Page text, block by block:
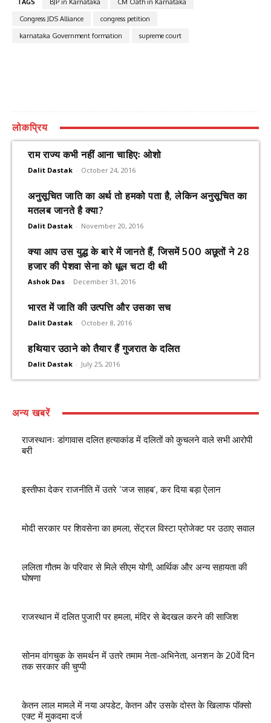
TAGS BJP in Karnataka
CM Oath in Karnataka
Congress JDS Alliance
congress petition
karnataka Government formation
supreme court
लोकप्रिय
राम राज्य कभी नहीं आना चाहिएः ओशो
Dalit Dastak - October 24, 2016
अनुसूचित जाति का अर्थ तो हमको पता है, लेकिन अनुसूचित का
मतलब जानते है क्या?
Dalit Dastak - November 20, 2016
क्या आप उस युद्ध के बारे में जानते हैं, जिसमें 500 अछूतों ने 28
हजार की पेशवा सेना को धूल चटा दी थी
Ashok Das - December 31, 2016
भारत में जाति की उत्पत्ति और उसका सच
Dalit Dastak - October 8, 2016
हथियार उठाने को तैयार हैं गुजरात के दलित
Dalit Dastak - July 25, 2016
अन्य खबरें
राजस्थानः डांगावास दलित हत्याकांड में दलितों को कुचलने वाले सभी आरोपी
बरी
इस्तीफा देकर राजनीति में उतरे ‘जज साहब’, कर दिया बड़ा ऐलान
मोदी सरकार पर शिवसेना का हमला, सेंट्रल विस्टा प्रोजेक्ट पर उठाए सवाल
ललिता गौतम के परिवार से मिले सीएम योगी, आर्थिक और अन्य सहायता की
घोषणा
राजस्थान में दलित पुजारी पर हमला, मंदिर से बेदखल करने की साजिश
सोनम वांगचुक के समर्थन में उतरे तमाम नेता-अभिनेता, अनशन के 20वें दिन
तक सरकार की चुप्पी
केतन लाल मामले में नया अपडेट, केतन और उसके दोस्त के खिलाफ पॉक्सो
एक्ट में मुकदमा दर्ज